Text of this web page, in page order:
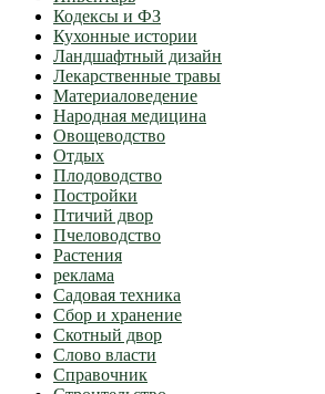
Кодексы и ФЗ
Кухонные истории
Ландшафтный дизайн
Лекарственные травы
Материаловедение
Народная медицина
Овощеводство
Отдых
Плодоводство
Постройки
Птичий двор
Пчеловодство
Растения
реклама
Садовая техника
Сбор и хранение
Скотный двор
Слово власти
Справочник